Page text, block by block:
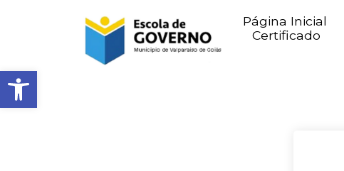
Abrir barra de ferramentas
Página Inicial
Certificado